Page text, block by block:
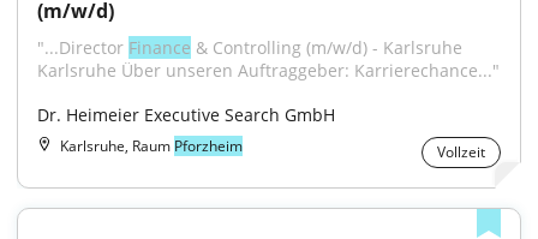
(m/w/d)
"...Director Finance & Controlling (m/w/d) - Karlsruhe
Karlsruhe Über unseren Auftraggeber: Karrierechance..."
Dr. Heimeier Executive Search GmbH
Karlsruhe, Raum Pforzheim Vollzeit